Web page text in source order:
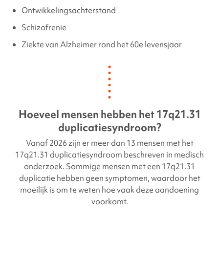
Ontwikkelingsachterstand
Schizofrenie
Ziekte van Alzheimer rond het 60e levensjaar
Hoeveel mensen hebben het17q21.31
duplicatiesyndroom?
Vanaf 2026 zijn er meer dan 13 mensen met het
17q21.31 duplicatiesyndroom beschreven in medisch
onderzoek. Sommige mensen met een 17q21.31
duplicatie hebben geen symptomen, waardoor het
moeilijk is om te weten hoe vaak deze aandoening
voorkomt.